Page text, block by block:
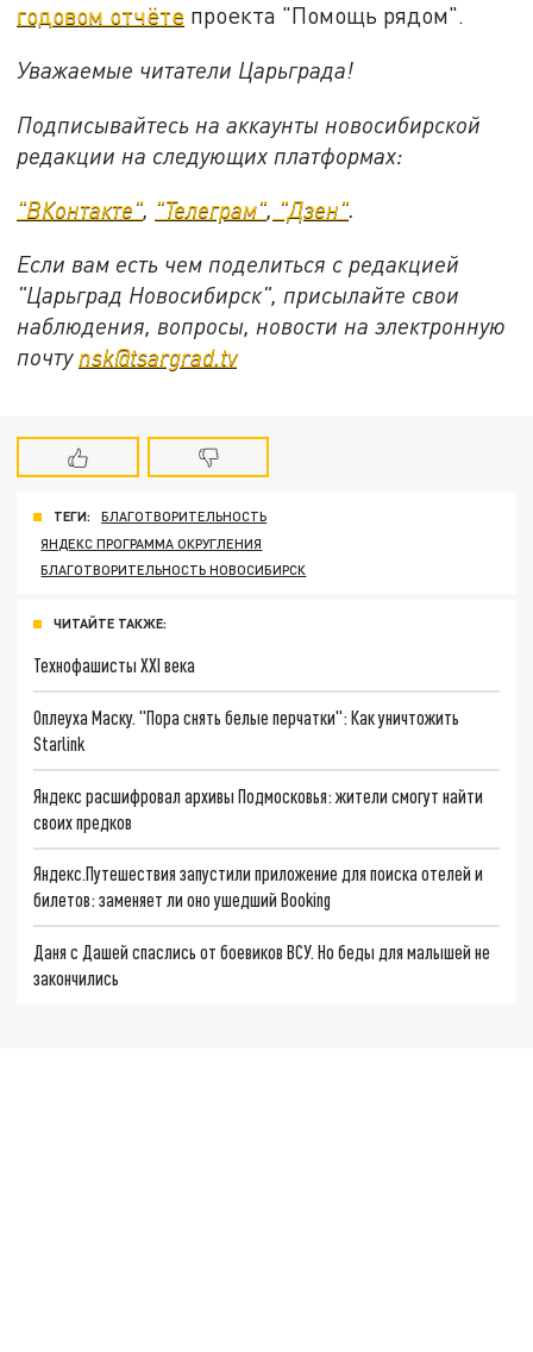
годовом отчёте проекта "Помощь рядом".
Уважаемые читатели Царьграда!
Подписывайтесь на аккаунты новосибирской
редакции на следующих платформах:
"ВКонтакте", "Телеграм", "Дзен".
Если вам есть чем поделиться с редакцией
"Царьград Новосибирск", присылайте свои
наблюдения, вопросы, новости на электронную
почту nsk@tsargrad.tv
ТЕГИ:
БЛАГОТВОРИТЕЛЬНОСТЬ
ЯНДЕКС ПРОГРАММА ОКРУГЛЕНИЯ
БЛАГОТВОРИТЕЛЬНОСТЬ НОВОСИБИРСК
ЧИТАЙТЕ ТАКЖЕ:
Технофашисты XXI века
Оплеуха Маску. "Пора снять белые перчатки": Как уничтожить
Starlink
Яндекс расшифровал архивы Подмосковья: жители смогут найти
своих предков
Яндекс.Путешествия запустили приложение для поиска отелей и
билетов: заменяет ли оно ушедший Booking
Даня с Дашей спаслись от боевиков ВСУ. Но беды для малышей не
закончились